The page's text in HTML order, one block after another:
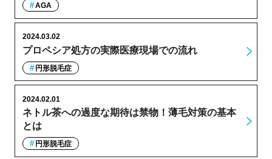
AGA
プロペシア処方の実際医療現場での流れ
2024.03.02
円形脱毛症
ネトル茶への過度な期待は禁物！薄毛対策の基本
とは
2024.02.01
円形脱毛症